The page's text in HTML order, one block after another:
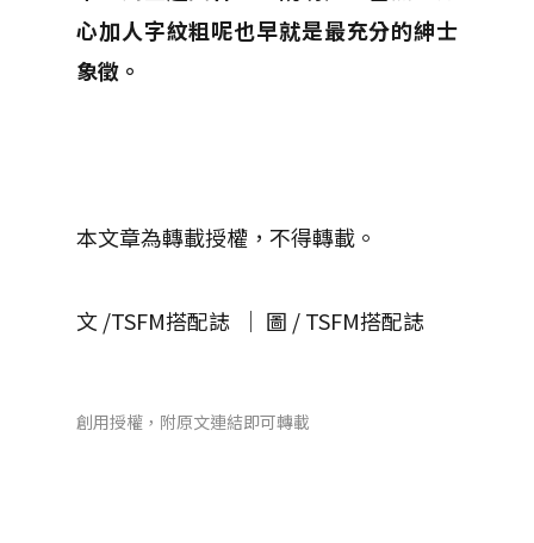
心加人字紋粗呢也早就是最充分的紳士
象徵。
本文章為轉載授權，不得轉載。
文 /TSFM搭配誌 │ 圖 / TSFM搭配誌
創用授權，附原文連結即可轉載